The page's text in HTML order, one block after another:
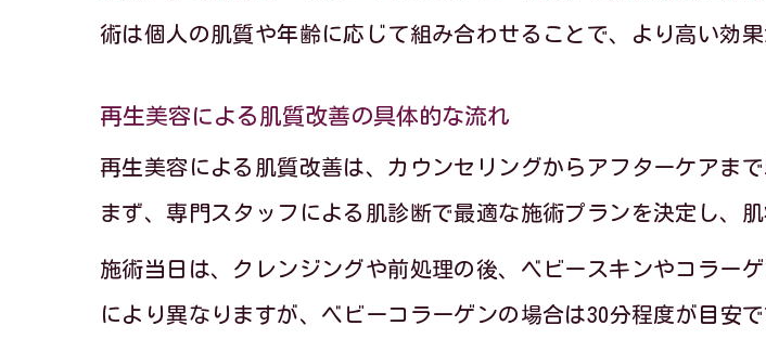
赤ちゃん肌実現に必要
術は個人の肌質や年齢に応じて組み合わせることで、より高い効果
再生美容による肌質改善の具体的な流れ
再生美容による肌質改善は、カウンセリングからアフターケアまで
まず、専門スタッフによる肌診断で最適な施術プランを決定し、
施術当日は、クレンジングや前処理の後、ベビースキンやコラー
により異なりますが、ベビーコラーゲンの場合は30分程度が目安で